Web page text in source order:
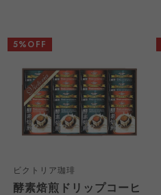
ビクトリア珈琲
酵素焙煎ドリップコーヒ
5%OFF